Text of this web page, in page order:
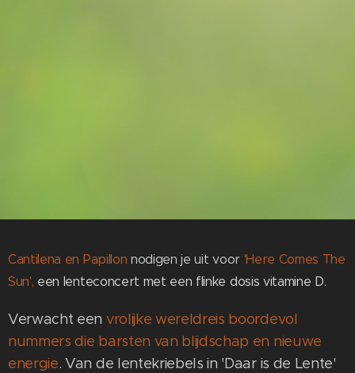
Cantilena en Papillon nodigen je uit voor 'Here Comes The
Sun', een lenteconcert met een flinke dosis vitamine D.
Verwacht een vrolijke wereldreis boordevol
nummers die barsten van blijdschap en nieuwe
energie. Van de lentekriebels in 'Daar is de Lente'